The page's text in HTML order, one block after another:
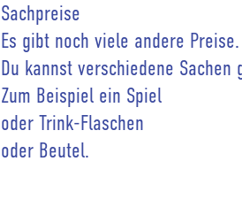
Sachpreise
Es gibt noch viele andere Preise.
Du kannst verschiedene Sachen
Zum Beispiel ein Spiel
oder Trink-Flaschen
oder Beutel.